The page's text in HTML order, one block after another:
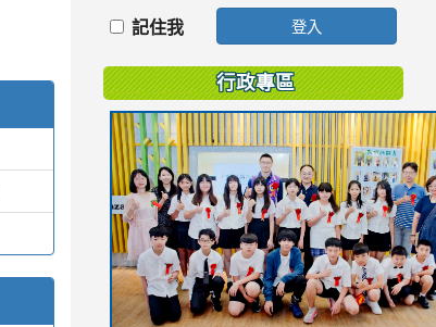
記住我 登入
行政專區